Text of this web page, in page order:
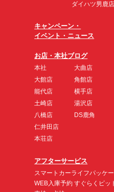
ダイハツ男鹿店
キャンペーン・
イベント・ニュース
お店・本社ブログ
本社
大館店
能代店
土崎店
八橋店
仁井田店
本荘店
大曲店
角館店
横手店
湯沢店
DS鹿角
アフターサービス
スマートカーライフパッケ
WEB入庫予約 すぐらくピッ